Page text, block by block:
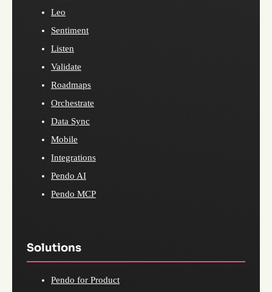
Leo
Sentiment
Listen
Validate
Roadmaps
Orchestrate
Data Sync
Mobile
Integrations
Pendo AI
Pendo MCP
Solutions
Pendo for Product